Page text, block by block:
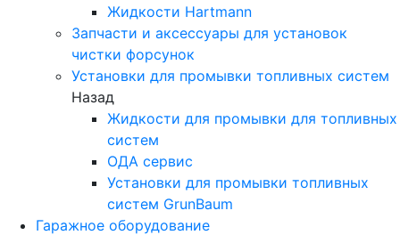
Жидкости Hartmann
Запчасти и аксессуары для установок
чистки форсунок
Установки для промывки топливных систем
Назад
Жидкости для промывки для топливных
систем
ОДА сервис
Установки для промывки топливных
систем GrunBaum
Гаражное оборудование